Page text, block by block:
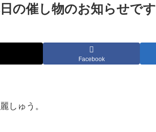
の催し物のお知らせです
Facebook
しゅう。